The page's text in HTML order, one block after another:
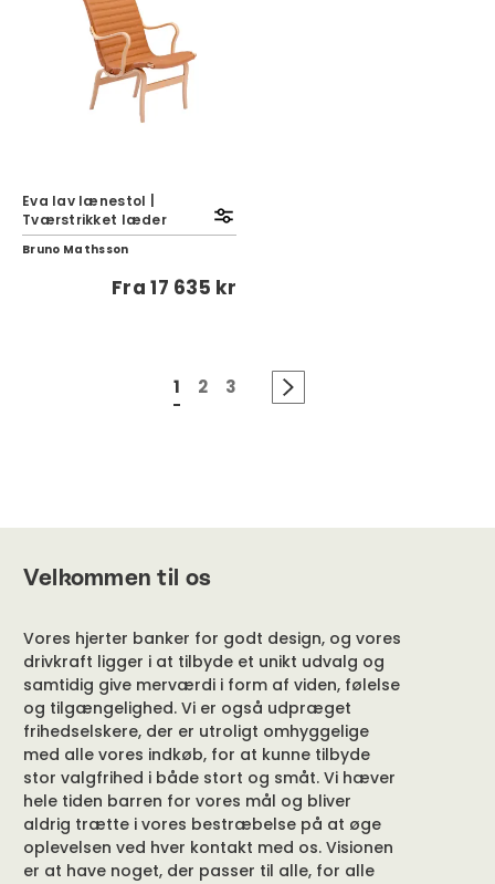
Eva lav lænestol |
Tværstrikket læder
Bruno Mathsson
Fra17 635 kr
1 2 3
Velkommen til os
Vores hjerter banker for godt design, og vores
drivkraft ligger i at tilbyde et unikt udvalg og
samtidig give merværdi i form af viden, følelse
og tilgængelighed. Vi er også udpræget
frihedselskere, der er utroligt omhyggelige
med alle vores indkøb, for at kunne tilbyde
stor valgfrihed i både stort og småt. Vi hæver
hele tiden barren for vores mål og bliver
aldrig trætte i vores bestræbelse på at øge
oplevelsen ved hver kontakt med os. Visionen
er at have noget, der passer til alle, for alle